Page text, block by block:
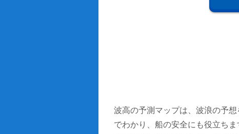
波高の予測マップは、波浪の予
でわかり、船の安全にも役立ちま